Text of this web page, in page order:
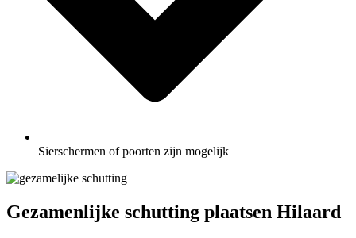
Sierschermen of poorten zijn mogelijk
Gezamenlijke schutting plaatsen Hilaard